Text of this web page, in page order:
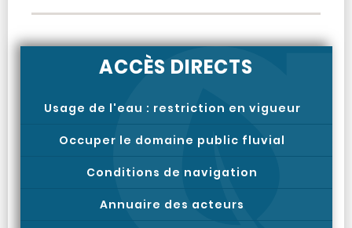
ACCÈS DIRECTS
Usage de l'eau : restriction en vigueur
Occuper le domaine public fluvial
Conditions de navigation
Annuaire des acteurs